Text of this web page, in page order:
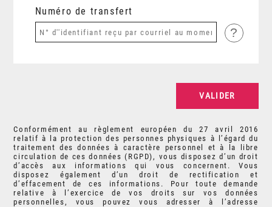
Numéro de transfert
?
Conformément au règlement européen du 27 avril 2016
relatif à la protection des personnes physiques à l’égard du
traitement des données à caractère personnel et à la libre
circulation de ces données (RGPD), vous disposez d’un droit
d’accès aux informations qui vous concernent. Vous
disposez également d’un droit de rectification et
d’effacement de ces informations. Pour toute demande
relative à l’exercice de vos droits sur vos données
personnelles, vous pouvez vous adresser à l’adresse